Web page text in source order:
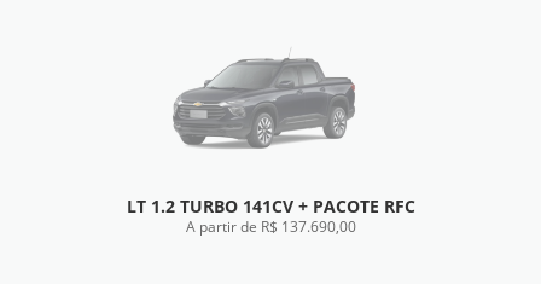
LT 1.2 TURBO 141CV + PACOTE RFC
A partir de R$ 137.690,00